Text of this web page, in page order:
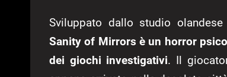
Sviluppato dallo studio olandese
Sanity of Mirrors è un horror
dei giochi investigativi. Il